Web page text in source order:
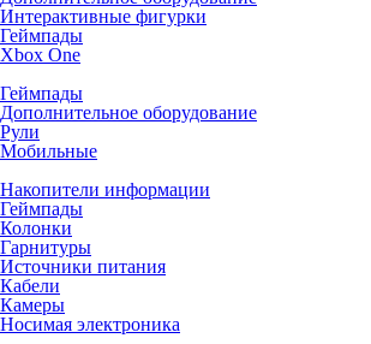
Интерактивные фигурки
Геймпады
Xbox One
Геймпады
Дополнительное оборудование
Рули
Мобильные
Накопители информации
Геймпады
Колонки
Гарнитуры
Источники питания
Кабели
Камеры
Носимая электроника